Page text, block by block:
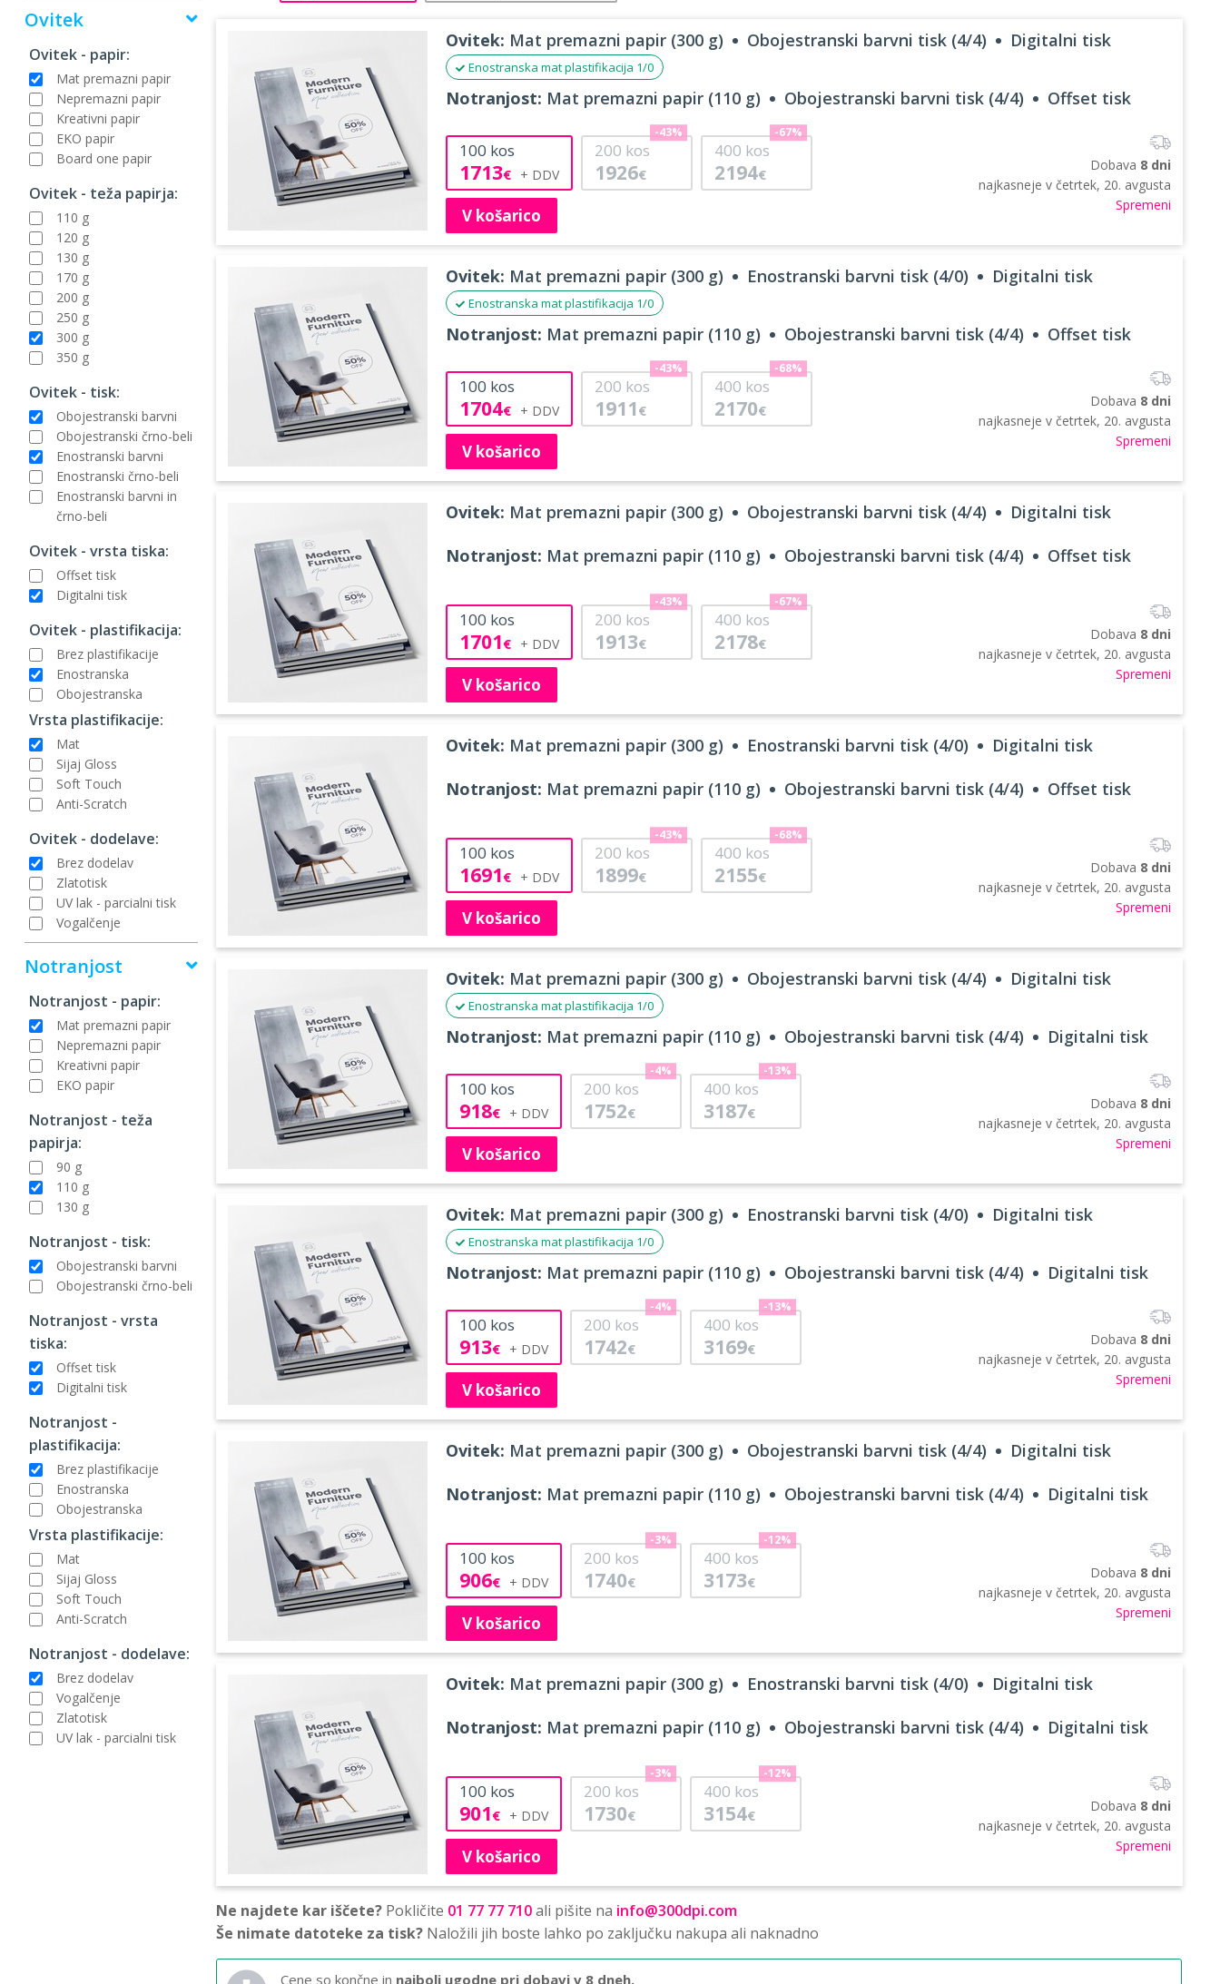
Ovitek
Ovitek - papir:
Mat premazni papir
Nepremazni papir
Kreativni papir
EKO papir
Board one papir
Ovitek - teža papirja:
110 g
120 g
130 g
170 g
200 g
250 g
300 g
350 g
Ovitek - tisk:
Obojestranski barvni
Obojestranski črno-beli
Enostranski barvni
Enostranski črno-beli
Enostranski barvni in
črno-beli
Ovitek - vrsta tiska:
Offset tisk
Digitalni tisk
Ovitek - plastifikacija:
Brez plastifikacije
Enostranska
Obojestranska
Vrsta plastifikacije:
Mat
Sijaj Gloss
Soft Touch
Anti-Scratch
Ovitek - dodelave:
Brez dodelav
Zlatotisk
UV lak - parcialni tisk
Vogalčenje
Notranjost
Notranjost - papir:
Mat premazni papir
Nepremazni papir
Kreativni papir
EKO papir
Notranjost - teža
papirja:
90 g
110 g
130 g
Notranjost - tisk:
Obojestranski barvni
Obojestranski črno-beli
Notranjost - vrsta
tiska:
Offset tisk
Digitalni tisk
Notranjost -
plastifikacija:
Brez plastifikacije
Enostranska
Obojestranska
Vrsta plastifikacije:
Mat
Sijaj Gloss
Soft Touch
Anti-Scratch
Notranjost - dodelave:
Brez dodelav
Vogalčenje
Zlatotisk
UV lak - parcialni tisk
Ovitek: Mat premazni papir (300 g) Obojestranski barvni tisk (4/4) Digitalni tisk
Enostranska mat plastifikacija 1/0
Notranjost: Mat premazni papir (110 g) Obojestranski barvni tisk (4/4) Offset tisk
100 kos
1713€
200 kos
1926€
-43%
400 kos
2194€
-67%
V košarico
Dobava 8 dni
najkasneje v četrtek, 20. avgusta
Spremeni
Ovitek: Mat premazni papir (300 g) Enostranski barvni tisk (4/0) Digitalni tisk
Enostranska mat plastifikacija 1/0
Notranjost: Mat premazni papir (110 g) Obojestranski barvni tisk (4/4) Offset tisk
100 kos
1704€
200 kos
1911 €
-43%
400 kos
2170€
-68%
V košarico
Dobava 8 dni
najkasneje v četrtek, 20. avgusta
Spremeni
Ovitek: Mat premazni papir (300 g) Obojestranski barvni tisk (4/4) Digitalni tisk
Notranjost: Mat premazni papir (110 g) Obojestranski barvni tisk (4/4) Offset tisk
100 kos
1701€
200 kos
1913€
-43%
400 kos
2178€
-67%
V košarico
Dobava 8 dni
najkasneje v četrtek, 20. avgusta
Spremeni
Ovitek: Mat premazni papir (300 g) Enostranski barvni tisk (4/0) Digitalni tisk
Notranjost: Mat premazni papir (110 g) Obojestranski barvni tisk (4/4) Offset tisk
100 kos
1691€
200 kos
1899€
-43%
400 kos
2155€
-68%
V košarico
Dobava 8 dni
najkasneje v četrtek, 20. avgusta
Spremeni
Ovitek: Mat premazni papir (300 g) Obojestranski barvni tisk (4/4) Digitalni tisk
Enostranska mat plastifikacija 1/0
Notranjost: Mat premazni papir (110 g) Obojestranski barvni tisk (4/4) Digitalni tisk
100 kos
918€
200 kos
1752€
-4%
400 kos
3187€
-13%
V košarico
Dobava 8 dni
najkasneje v četrtek, 20. avgusta
Spremeni
Ovitek: Mat premazni papir (300 g) Enostranski barvni tisk (4/0) Digitalni tisk
Enostranska mat plastifikacija 1/0
Notranjost: Mat premazni papir (110 g) Obojestranski barvni tisk (4/4) Digitalni tisk
100 kos
913€
200 kos
1742€
-4%
400 kos
3169€
-13%
V košarico
Dobava 8 dni
najkasneje v četrtek, 20. avgusta
Spremeni
Ovitek: Mat premazni papir (300 g) Obojestranski barvni tisk (4/4) Digitalni tisk
Notranjost: Mat premazni papir (110 g) Obojestranski barvni tisk (4/4) Digitalni tisk
100 kos
906€
200 kos
1740€
-3%
400 kos
3173€
-12%
V košarico
Dobava 8 dni
najkasneje v četrtek, 20. avgusta
Spremeni
Ovitek: Mat premazni papir (300 g) Enostranski barvni tisk (4/0) Digitalni tisk
Notranjost: Mat premazni papir (110 g) Obojestranski barvni tisk (4/4) Digitalni tisk
100 kos
901€
200 kos
1730€
-3%
400 kos
3154€
-12%
V košarico
Dobava 8 dni
najkasneje v četrtek, 20. avgusta
Spremeni
Ne najdete kar iščete? Pokličite 01 77 77 710ali pišite na info@300dpi.com
Še nimate datoteke za tisk? Naložili jih boste lahko po zaključku nakupa ali naknadno
Cene so končne in najbolj ugodne pri dobavi v 8 dneh.